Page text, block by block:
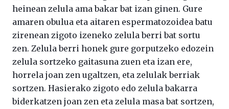
heinean zelula ama bakar bat izan ginen. Gure
amaren obulua eta aitaren espermatozoidea batu
zirenean zigoto izeneko zelula berri bat sortu
zen. Zelula berri honek gure gorputzeko edozein
zelula sortzeko gaitasuna zuen eta izan ere,
horrela joan zen ugaltzen, eta zelulak berriak
sortzen. Hasierako zigoto edo zelula bakarra
biderkatzen joan zen eta zelula masa bat sortzen,